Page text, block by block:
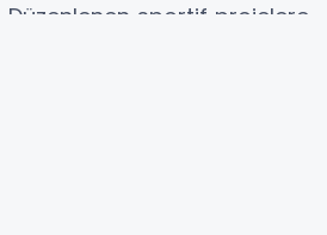
sportif projelere